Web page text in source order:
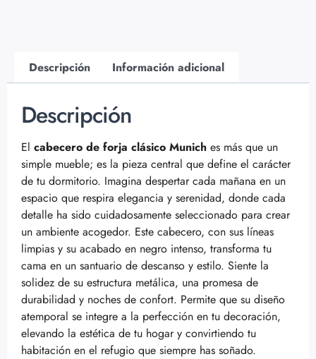
Descripción Información adicional
Descripción
El cabecero de forja clásico Munich es más que un
simple mueble; es la pieza central que define el carácter
de tu dormitorio. Imagina despertar cada mañana en un
espacio que respira elegancia y serenidad, donde cada
detalle ha sido cuidadosamente seleccionado para crear
un ambiente acogedor. Este cabecero, con sus líneas
limpias y su acabado en negro intenso, transforma tu
cama en un santuario de descanso y estilo. Siente la
solidez de su estructura metálica, una promesa de
durabilidad y noches de confort. Permite que su diseño
atemporal se integre a la perfección en tu decoración,
elevando la estética de tu hogar y convirtiendo tu
habitación en el refugio que siempre has soñado.